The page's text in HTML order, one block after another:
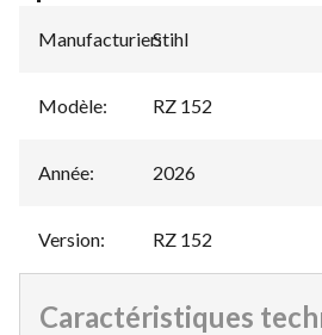
Manufacturier:
Stihl
Modèle: RZ 152
Année: 2026
Version: RZ 152
Caractéristiques